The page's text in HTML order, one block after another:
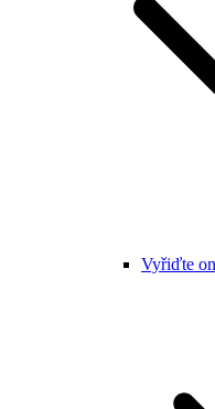
Vyřiďte